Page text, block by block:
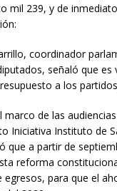
mil 239, y de
coordinador
señaló que es
a los
marco de las
Iniciativa Instituto de
que a partir de
reforma
egresos, para que el